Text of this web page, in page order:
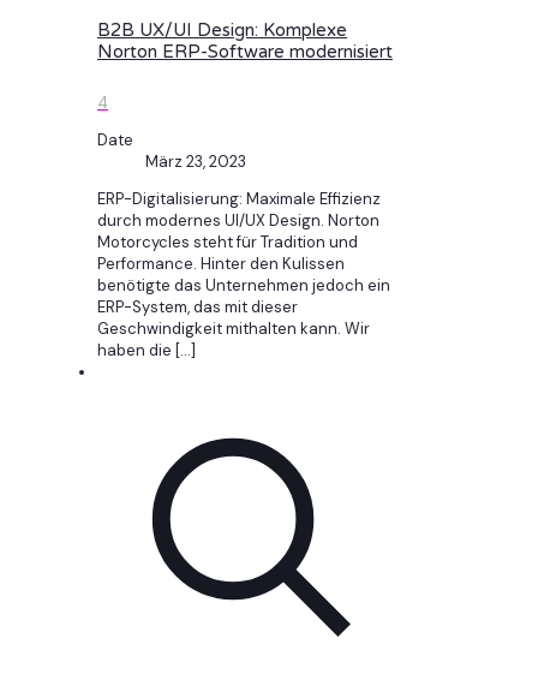
B2B UX/UI Design: Komplexe
Norton ERP-Software modernisiert
4
Date
März 23, 2023
ERP-Digitalisierung: Maximale Effizienz
durch modernes UI/UX Design. Norton
Motorcycles steht für Tradition und
Performance. Hinter den Kulissen
benötigte das Unternehmen jedoch ein
ERP-System, das mit dieser
Geschwindigkeit mithalten kann. Wir
haben die […]